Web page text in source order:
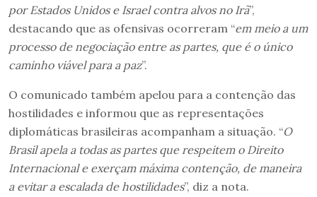
por Estados Unidos e Israel contra alvos no Irã”,
destacando que as ofensivas ocorreram “em meio a um
processo de negociação entre as partes, que é o único
caminho viável para a paz”.
O comunicado também apelou para a contenção das
hostilidades e informou que as representações
diplomáticas brasileiras acompanham a situação. “O
Brasil apela a todas as partes que respeitem o Direito
Internacional e exerçam máxima contenção, de maneira
a evitar a escalada de hostilidades”, diz a nota.